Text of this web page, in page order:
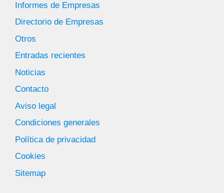
Informes de Empresas
Directorio de Empresas
Otros
Entradas recientes
Noticias
Contacto
Aviso legal
Condiciones generales
Política de privacidad
Cookies
Sitemap